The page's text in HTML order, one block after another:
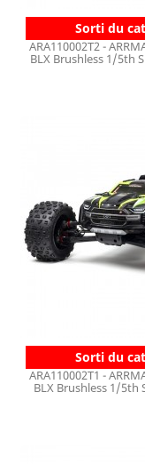
Sorti du
ARA110002T2 -
BLX Brushless 1/5th
Sorti du
ARA110002T1 -
BLX Brushless 1/5th